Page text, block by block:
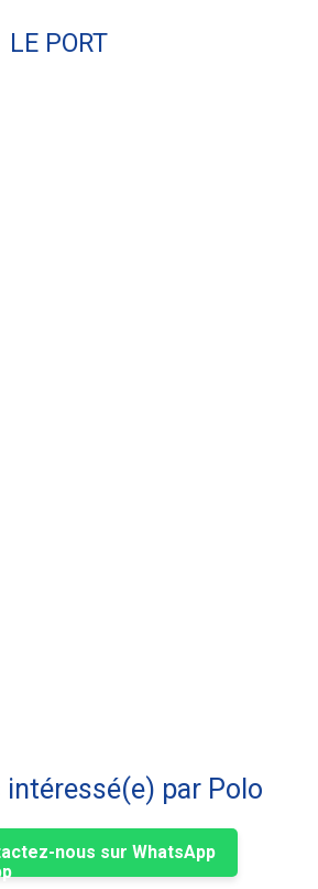
LE PORT
intéressé(e) par Polo
nous sur WhatsApp